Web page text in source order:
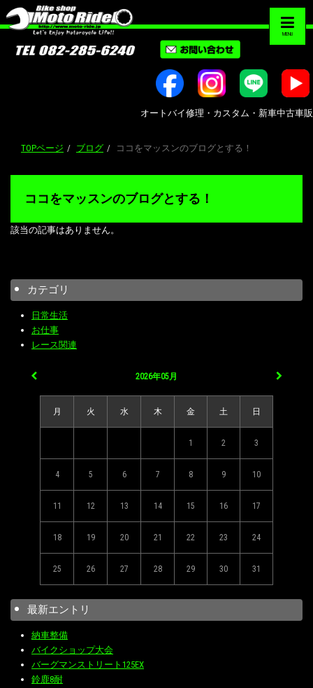
MENU
オートバイ修理・カスタム・新車中古車販
TOPページ ブログ ココをマッスンのブログとする！
ココをマッスンのブログとする！
該当の記事はありません。
カテゴリ
日常生活
お仕事
レース関連
2026年05月
月 火 水 木 金 土 日
1 2 3
4 5 6 7 8 9 10
11 12 13 14 15 16 17
18 19 20 21 22 23 24
25 26 27 28 29 30 31
最新エントリ
納車整備
バイクショップ大会
バーグマンストリート125EX
鈴鹿8耐